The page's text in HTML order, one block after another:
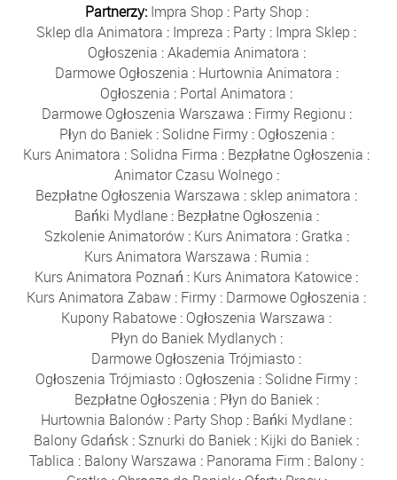
Partnerzy: Impra Shop : Party Shop :
Sklep dla Animatora : Impreza : Party : Impra Sklep :
Ogłoszenia :Akademia Animatora :
Darmowe Ogłoszenia : Hurtownia Animatora :
Ogłoszenia : Portal Animatora :
Darmowe Ogłoszenia Warszawa : Firmy Regionu :
Płyn do Baniek: Solidne Firmy: Ogłoszenia :
Kurs Animatora : Solidna Firma : Bezpłatne Ogłoszenia :
Animator Czasu Wolnego:
Bezpłatne Ogłoszenia Warszawa : sklep animatora :
Bańki Mydlane: Bezpłatne Ogłoszenia :
Szkolenie Animatorów: Kurs Animatora : Gratka :
Kurs Animatora Warszawa : Rumia :
Kurs Animatora Poznań : Kurs Animatora Katowice :
Kurs Animatora Zabaw : Firmy : Darmowe Ogłoszenia :
Kupony Rabatowe : Ogłoszenia Warszawa :
Płyn do Baniek Mydlanych :
Darmowe Ogłoszenia Trójmiasto :
Ogłoszenia Trójmiasto : Ogłoszenia : Solidne Firmy :
Bezpłatne Ogłoszenia : Płyn do Baniek:
Hurtownia Balonów : Party Shop : Bańki Mydlane :
Balony Gdańsk : Sznurki do Baniek : Kijki do Baniek :
Tablica : Balony Warszawa : Panorama Firm : Balony :